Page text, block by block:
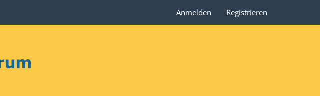
Anmelden Registrieren